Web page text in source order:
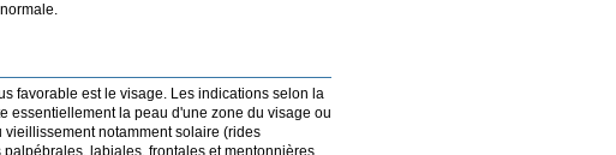
favorable est le visage. Les indications selon la
essentiellement la peau d'une zone du visage ou
notamment solaire (rides
labiales, frontales et mentonnières